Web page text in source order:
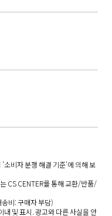
소비자 분쟁 해결 기준'에 의해 보
CS CENTER를 통해 교환/반품/
비: 구매자 부담)
및 표시. 광고와 다른 사실을 안